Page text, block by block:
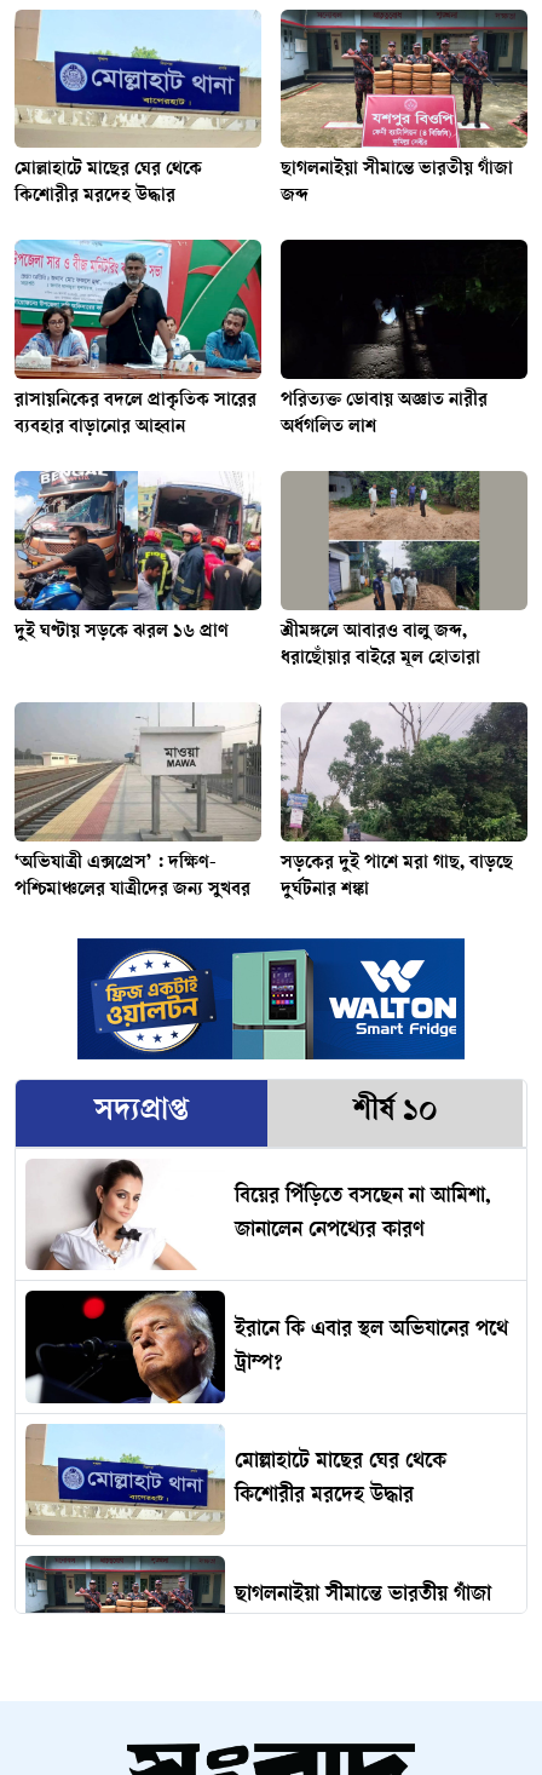
মোল্লাহাটে মাছের ঘের থেকে
কিশোরীর মরদেহ উদ্ধার
ছাগলনাইয়া সীমান্তে ভারতীয় গাঁজা
জব্দ
রাসায়নিকের বদলে প্রাকৃতিক সারের
ব্যবহার বাড়ানোর আহ্বান
পরিত্যক্ত ডোবায় অজ্ঞাত নারীর
অর্ধগলিত লাশ
দুই ঘণ্টায় সড়কে ঝরল ১৬ প্রাণ
শ্রীমঙ্গলে আবারও বালু জব্দ,
ধরাছোঁয়ার বাইরে মূল হোতারা
‘অভিযাত্রী এক্সপ্রেস’ : দক্ষিণ-
পশ্চিমাঞ্চলের যাত্রীদের জন্য সুখবর
সড়কের দুই পাশে মরা গাছ, বাড়ছে
দুর্ঘটনার শঙ্কা
সদ্যপ্রাপ্ত শীর্ষ ১০
বিয়ের পিঁড়িতে বসছেন না আমিশা,
জানালেন নেপথ্যের কারণ
ইরানে কি এবার স্থল অভিযানের পথে
ট্রাম্প?
মোল্লাহাটে মাছের ঘের থেকে
কিশোরীর মরদেহ উদ্ধার
ছাগলনাইয়া সীমান্তে ভারতীয় গাঁজা
ঢাকার সবজিতে বিষ, চরম স্বাস্থ্যঝুঁকি